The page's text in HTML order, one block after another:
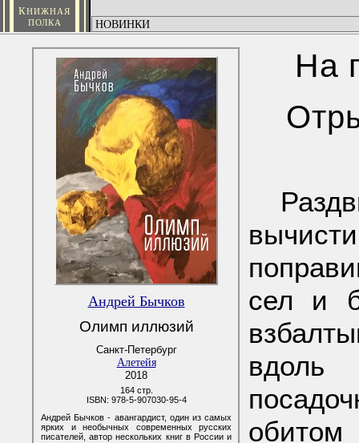
КНИЖНАЯ
ПОЛКА
Андрей Бычков
Олимп иллюзий
Санкт-Петербург
Алетейя
2018
164 стр.
ISBN: 978-5-907030-95-4
Андрей Бычков - авангардист, один из самых
ярких и необычных современных русских
писателей, автор нескольких книг в России и
На
сел и
вдоль